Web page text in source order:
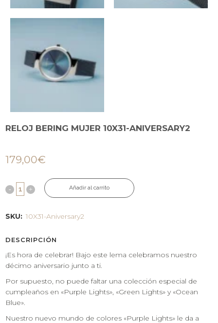
RELOJ BERING MUJER 10X31-ANIVERSARY2
179,00€
Añadir al carrito
SKU: 10X31-Aniversary2
DESCRIPCIÓN
¡Es hora de celebrar! Bajo este lema celebramos nuestro
décimo aniversario junto a ti.
Por supuesto, no puede faltar una colección especial de
cumpleaños en «Purple Lights», «Green Lights» y «Ocean
Blue».
Nuestro nuevo mundo de colores «Purple Lights» le da a